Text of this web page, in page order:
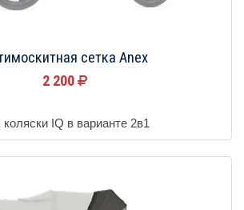
сетка Anex
2 200
коляски IQ в варианте 2в1